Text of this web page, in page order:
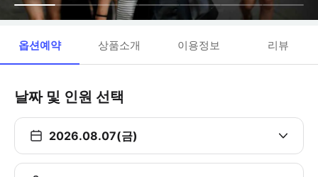
옵션예약 상품소개 이용정보 리뷰
날짜 및 인원 선택
2026.08.07(금)